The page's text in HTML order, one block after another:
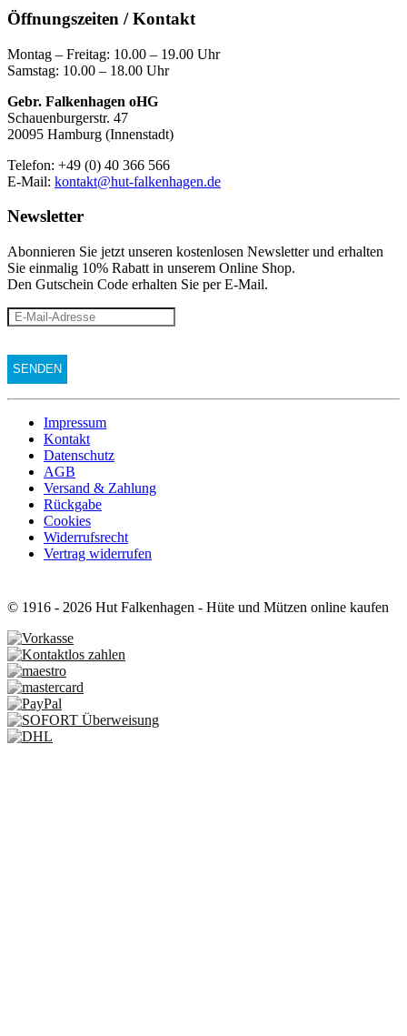
Öffnungszeiten / Kontakt
Montag – Freitag: 10.00 – 19.00 Uhr
Samstag: 10.00 – 18.00 Uhr
Gebr. Falkenhagen oHG
Schauenburgerstr. 47
20095 Hamburg (Innenstadt)
Telefon: +49 (0) 40 366 566
E-Mail: kontakt@hut-falkenhagen.de
Newsletter
Abonnieren Sie jetzt unseren kostenlosen Newsletter und erhalten
Sie einmalig 10% Rabatt in unserem Online Shop.
Den Gutschein Code erhalten Sie per E-Mail.
Impressum
Kontakt
Datenschutz
AGB
Versand & Zahlung
Rückgabe
Cookies
Widerrufsrecht
Vertrag widerrufen
© 1916 - 2026 Hut Falkenhagen - Hüte und Mützen online kaufen